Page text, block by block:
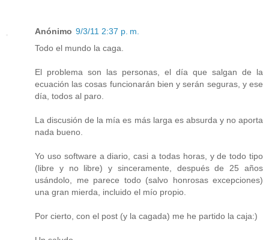
Anónimo 9/3/11 2:37 p. m.
Todo el mundo la caga.
El problema son las personas, el día que salgan de la
ecuación las cosas funcionarán bien y serán seguras, y ese
día, todos al paro.
La discusión de la mía es más larga es absurda y no aporta
nada bueno.
Yo uso software a diario, casi a todas horas, y de todo tipo
(libre y no libre) y sinceramente, después de 25 años
usándolo, me parece todo (salvo honrosas excepciones)
una gran mierda, incluido el mío propio.
Por cierto, con el post (y la cagada) me he partido la caja:)